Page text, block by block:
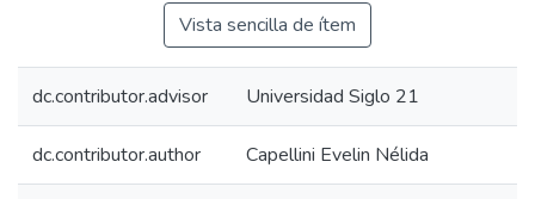
Vista sencilla de ítem
dc.contributor.advisor Universidad Siglo 21
dc.contributor.author Capellini Evelin Nélida